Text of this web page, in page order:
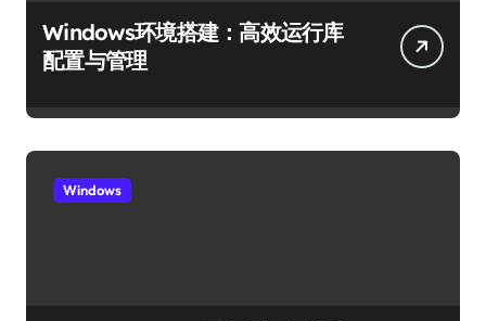
Windows环境搭建：高效运行库
配置与管理
Windows